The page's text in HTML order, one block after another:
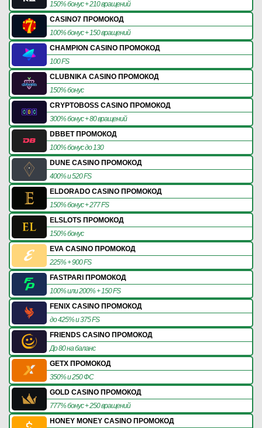
150% бонус + 210 вращений
CASINO7 ПРОМОКОД
100% бонус + 150 вращений
CHAMPION CASINO ПРОМОКОД
100 FS
CLUBNIKA CASINO ПРОМОКОД
150% бонус
CRYPTOBOSS CASINO ПРОМОКОД
300% бонус + 80 вращений
DBBET ПРОМОКОД
100% бонус до 130
DUNE CASINO ПРОМОКОД
400% и 520 FS
ELDORADO CASINO ПРОМОКОД
150% бонус + 277 FS
ELSLOTS ПРОМОКОД
150% бонус
EVA CASINO ПРОМОКОД
225% + 900 FS
FASTPARI ПРОМОКОД
100% или 200% + 150 FS
FENIX CASINO ПРОМОКОД
до 425% и 375 FS
FRIENDS CASINO ПРОМОКОД
До 80 на баланс
GETX ПРОМОКОД
350% и 250 ФС
GOLD CASINO ПРОМОКОД
777% бонус + 250 вращений
HONEY MONEY CASINO ПРОМОКОД